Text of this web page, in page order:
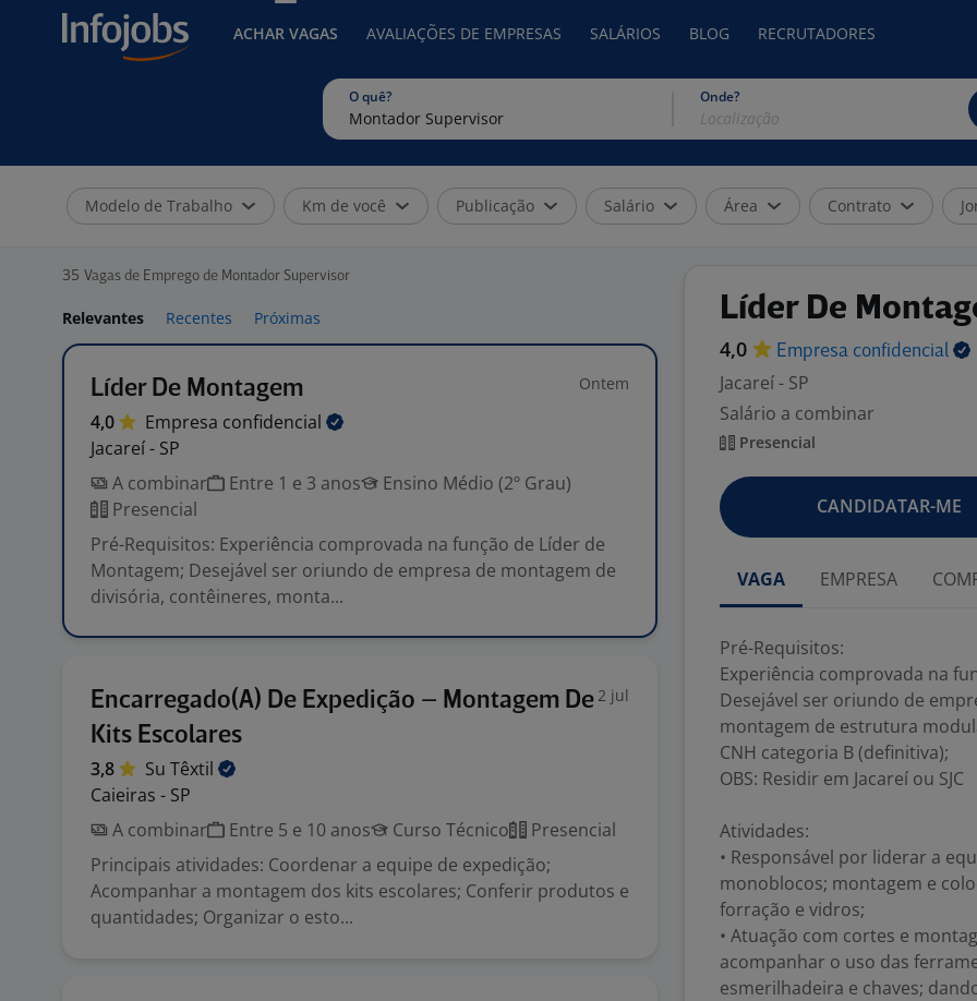
ACHAR VAGAS AVALIAÇÕES DE EMPRESAS SALÁRIOS BLOG RECRUTADORES
O quê? Onde?
Modelo de Trabalho Km de você Publicação Salário Área Contrato
35 Vagas de Emprego de Montador Supervisor
Relevantes Recentes Próximas
Líder De Montagem Ontem
4,0 Empresa confidencial
Jacareí - SP
A combinar
Entre 1 e 3 anos
Ensino Médio (2º Grau)
Presencial
Pré-Requisitos: Experiência comprovada na função de Líder de
Montagem; Desejável ser oriundo de empresa de montagem de
divisória, contêineres, monta...
Encarregado(A) De Expedição – Montagem De
Kits Escolares
2 jul
3,8 Su Têxtil
Caieiras - SP
A combinar
Entre 5 e 10 anos Curso Técnico
Presencial
Principais atividades: Coordenar a equipe de expedição;
Acompanhar a montagem dos kits escolares; Conferir produtos e
quantidades; Organizar o esto...
Líder De
4,0 Empresa confidencial
Jacareí - SP
Salário a combinar
Presencial
CANDIDATAR-ME
VAGA EMPRESA
Pré-Requisitos:
Experiência comprovada na
Desejável ser oriundo de
montagem de estrutura
CNH categoria B (definitiva);
OBS: Residir em Jacareí ou SJC
Atividades:
• Responsável por liderar a
monoblocos; montagem e
forração e vidros;
• Atuação com cortes e
acompanhar o uso das
esmerilhadeira e chaves;